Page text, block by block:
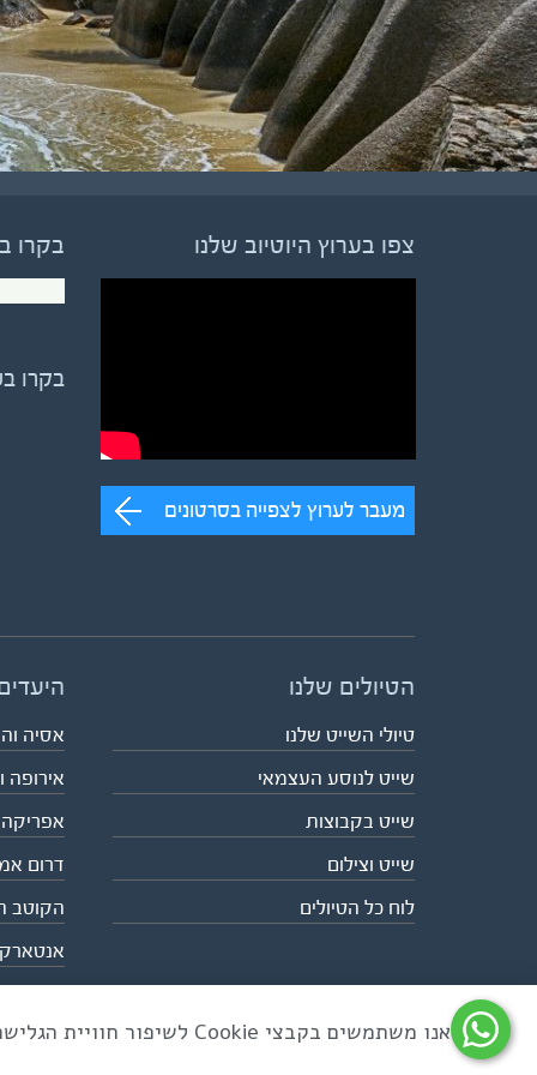
צפו בערוץ היוטיוב שלנו
מעבר לערוץ לצפייה בסרטונים
בקרו
בקרו
הטיולים שלנו
טיולי השייט שלנו
שייט לנוסע העצמאי
שייט בקבוצות
שייט וצילום
לוח כל הטיולים
אסיה
אירופה
אפריקה
דרום
הקוטב
כל הזכויות שמורות לאקו טיולי שטח | טלפון 03-6879090 | פקס 03-6879099 |
אנו משתמשים בקבצי Cookie לשיפור חוויית הגלישה ולניתוח שימוש באתר